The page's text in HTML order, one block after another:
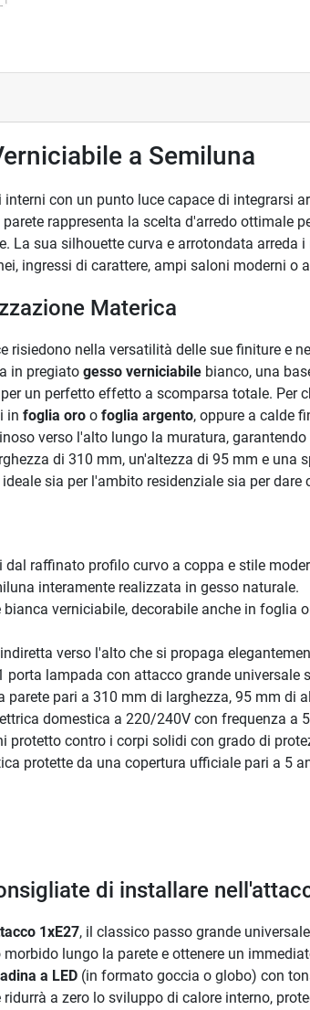
a Semiluna
con un punto luce capace di integrarsi
rappresenta la scelta d'arredo ottimale
La sua silhouette curva e arrotondata
ingressi di carattere, ampi saloni moderni o
Materica
risiedono nella versatilità delle sue finiture e
in pregiato gesso verniciabile bianco, una
un perfetto effetto a scomparsa totale. Per
in foglia oro o foglia argento, oppure a calde
verso l'alto lungo la muratura,
di 310 mm, un'altezza di 95 mm e
sia per l'ambito residenziale sia per
raffinato profilo curvo a coppa e stile
interamente realizzata in gesso naturale.
bianca verniciabile, decorabile anche in foglia
verso l'alto che si propaga
lampada con attacco grande universale
parete pari a 310 mm di larghezza, 95 mm di
domestica a 220/240V con frequenza a
protetto contro i corpi solidi con grado di
protette da una copertura ufficiale pari a 5
di installare
1xE27, il classico passo grande
lungo la parete e ottenere un
a LED (in formato goccia o globo) con
a zero lo sviluppo di calore interno,